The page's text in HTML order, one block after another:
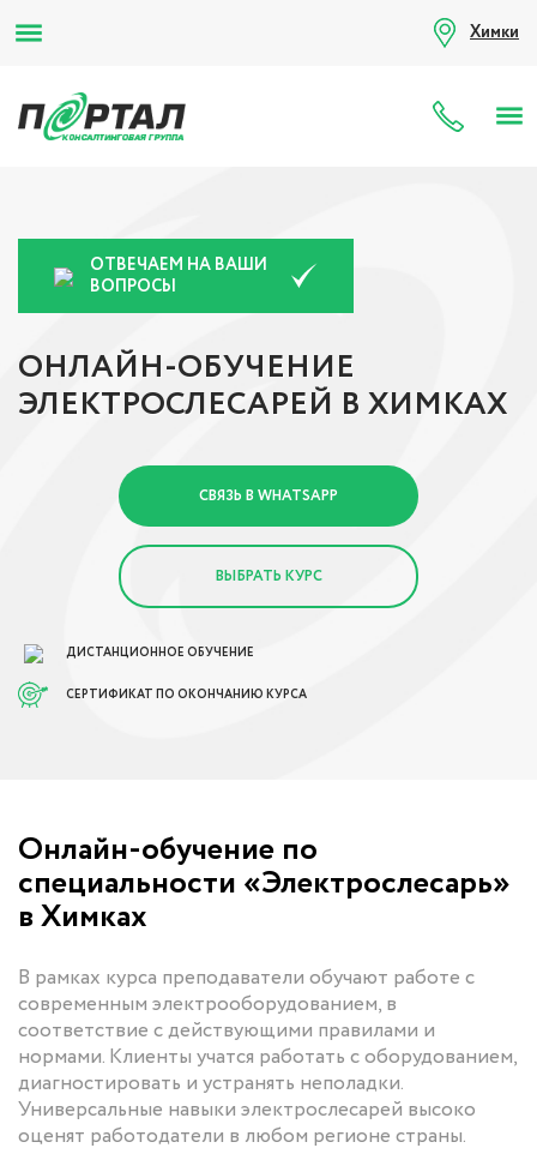
Химки
8
ОТВЕЧАЕМ НА ВАШИ
ВОПРОСЫ
ОНЛАЙН-ОБУЧЕНИЕ
ЭЛЕКТРОСЛЕСАРЕЙ В ХИМКАХ
СВЯЗЬ В WHATSAPP
ВЫБРАТЬ КУРС
ДИСТАНЦИОННОЕ ОБУЧЕНИЕ
СЕРТИФИКАТ ПО ОКОНЧАНИЮ КУРСА
Онлайн-обучение по
специальности «Электрослесарь»
в Химках
В рамках курса преподаватели обучают работе с
современным электрооборудованием, в
соответствие с действующими правилами и
нормами. Клиенты учатся работать с оборудованием,
диагностировать и устранять неполадки.
Универсальные навыки электрослесарей высоко
оценят работодатели в любом регионе страны.